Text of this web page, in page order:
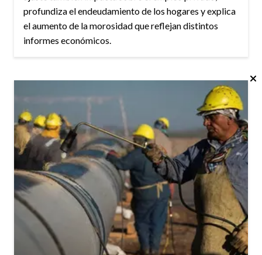
profundiza el endeudamiento de los hogares y explica
el aumento de la morosidad que reflejan distintos
informes económicos.